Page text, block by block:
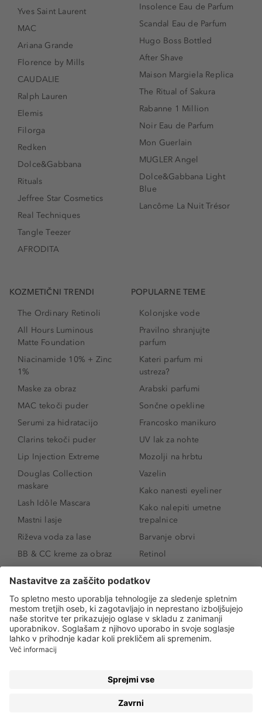
Yves Saint Laurent
MAC
Ariana Grande
Florence by Mills
CAUDALIE
Ralph Lauren
Elemis
Filorga
Redken
Dolce&Gabbana
Rituals
Jeffree Star Cosmetics
Real Techniques
Tangle Teezer
AFRODITA
Insolence Eau de Parfum
Scandal Eau de Parfum
Hugo Boss Bottled
After Shave
Maison Margiela Replica
The Ritual of Sakura
Rabanne 1 Million
Noir Eau de Parfum
Mon Guerlain
MUGLER Angel
Dolce&Gabbana Light
Blue
Lancôme La Nuit Trésor
KOZMETIČNI TRENDI
The Ordinary Retinoli
All Hours Luminous
Matte Foundation
Niacinamide 10% + Zinc
1%
Maske za obraz
MAC tekoči puder
Serumi za hidratacijo
Clarins tekoči puder
Lip Injection Extreme
Douglas Collection
maskare
Lash Idôle Mascara
Mastni lasje
Riževa voda za lase
BB & CC kreme za obraz
SPF 30
Senčila za oči
Tekoči puder
Ličenje povešenih vek
Kako povečati oči
POPULARNE TEME
Kolonjske vode
Pravilno shranjujte
parfum
Kateri parfum mi
ustreza?
Arabski parfumi
Sončne opekline
Francosko manikuro
UV lak za nohte
Mozolji na hrbtu
Vazelin
Kako nanesti eyeliner
Kako nalepiti umetne
trepalnice
Barvanje obrvi
Retinol
Niacinamid
Rozacea
Salicilna kislina